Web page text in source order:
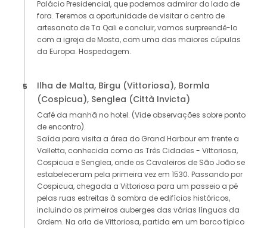
Palácio Presidencial, que podemos admirar do lado de
fora. Teremos a oportunidade de visitar o centro de
artesanato de Ta Qali e concluir, vamos surpreendê-lo
com a igreja de Mosta, com uma das maiores cúpulas
da Europa. Hospedagem.
5
Ilha de Malta, Birgu (Vittoriosa), Bormla
(Cospicua), Senglea (Città Invicta)
Café da manhã no hotel. (Vide observações sobre ponto
de encontro).
Saída para visita a área do Grand Harbour em frente a
Valletta, conhecida como as Três Cidades - Vittoriosa,
Cospicua e Senglea, onde os Cavaleiros de São João se
estabeleceram pela primeira vez em 1530. Passando por
Cospicua, chegada a Vittoriosa para um passeio a pé
pelas ruas estreitas à sombra de edifícios históricos,
incluindo os primeiros auberges das várias línguas da
Ordem. Na orla de Vittoriosa, partida em um barco típico